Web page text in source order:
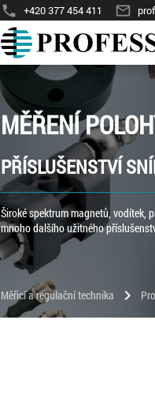
phone +420 377 454 411 mail_outline
MĚŘENÍ
PŘÍSLUŠENSTVÍ
Široké spektrum magnetů, vodítek,
mnoho dalšího užitného
Měřicí a regulační technika chevron_right